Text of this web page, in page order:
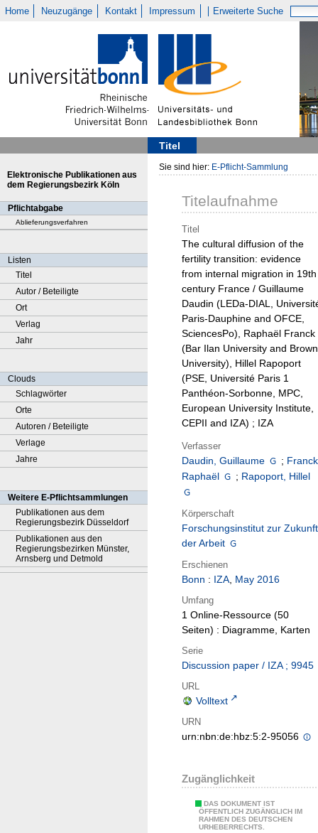
Home Neuzugänge Kontakt Impressum Erweiterte Suche
Titel
Elektronische Publikationen aus
dem Regierungsbezirk Köln
Pflichtabgabe
Ablieferungsverfahren
Listen
Titel
Autor / Beteiligte
Ort
Verlag
Jahr
Clouds
Schlagwörter
Orte
Autoren / Beteiligte
Verlage
Jahre
Weitere E-Pflichtsammlungen
Publikationen aus dem
Regierungsbezirk Düsseldorf
Publikationen aus den
Regierungsbezirken Münster,
Arnsberg und Detmold
Sie sind hier: E-Pflicht-Sammlung
Titelaufnahme
Titel
The cultural diffusion of the
fertility transition: evidence
from internal migration in 19th
century France / Guillaume
Daudin (LEDa-DIAL,
Paris-Dauphine and OFCE,
SciencesPo), Raphaël Franck
(Bar Ilan University and Brown
University), Hillel Rapoport
(PSE, Université Paris 1
Panthéon-Sorbonne, MPC,
European University Institute,
CEPII and IZA) ; IZA
Verfasser
Daudin, Guillaume ;
Raphaël
; Rapoport, Hillel
Körperschaft
Forschungsinstitut zur Zukunft
der Arbeit
Erschienen
Bonn : IZA, May 2016
Umfang
1 Online-Ressource (50
Seiten) : Diagramme, Karten
Serie
Discussion paper / IZA ; 9945
URL
Volltext
URN
urn:nbn:de:hbz:5:2-95056
Zugänglichkeit
DAS DOKUMENT IST
ÖFFENTLICH ZUGÄNGLICH IM
RAHMEN DES DEUTSCHEN
URHEBERRECHTS.